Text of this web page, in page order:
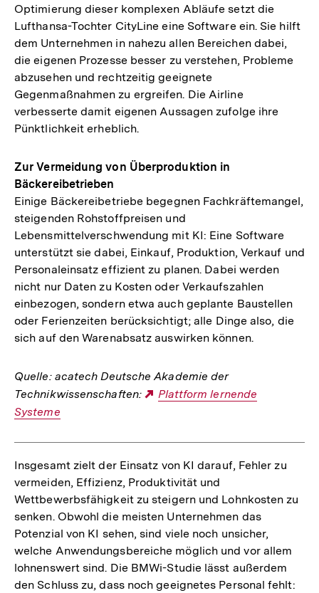
Optimierung dieser komplexen Abläufe setzt die
Lufthansa-Tochter CityLine eine Software ein. Sie hilft
dem Unternehmen in nahezu allen Bereichen dabei,
die eigenen Prozesse besser zu verstehen, Probleme
abzusehen und rechtzeitig geeignete
Gegenmaßnahmen zu ergreifen. Die Airline
verbesserte damit eigenen Aussagen zufolge ihre
Pünktlichkeit erheblich.
Zur Vermeidung von Überproduktion in
Bäckereibetrieben
Einige Bäckereibetriebe begegnen Fachkräftemangel,
steigenden Rohstoffpreisen und
Lebensmittelverschwendung mit KI: Eine Software
unterstützt sie dabei, Einkauf, Produktion, Verkauf und
Personaleinsatz effizient zu planen. Dabei werden
nicht nur Daten zu Kosten oder Verkaufszahlen
einbezogen, sondern etwa auch geplante Baustellen
oder Ferienzeiten berücksichtigt; alle Dinge also, die
sich auf den Warenabsatz auswirken können.
Quelle: acatech Deutsche Akademie der
Technikwissenschaften:
Externer
Plattform lernende
Systeme
Insgesamt zielt der Einsatz von KI darauf, Fehler zu
vermeiden, Effizienz, Produktivität und
Wettbewerbsfähigkeit zu steigern und Lohnkosten zu
senken. Obwohl die meisten Unternehmen das
Potenzial von KI sehen, sind viele noch unsicher,
welche Anwendungsbereiche möglich und vor allem
lohnenswert sind. Die BMWi-Studie lässt außerdem
den Schluss zu, dass noch geeignetes Personal fehlt: